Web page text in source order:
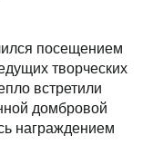
посещением
творческих
встретили
домбровой
награждением